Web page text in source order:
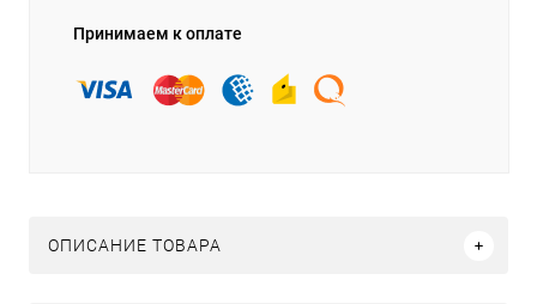
Принимаем к оплате
ОПИСАНИЕ ТОВАРА